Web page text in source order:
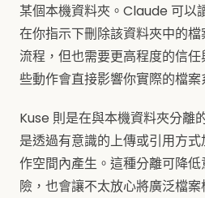
某個本機資料夾。Claude 可以
在你指示下刪除該資料夾中的
流程，但也需要更高程度的信
些動作會直接影響你實際的檔案
Kuse 則是在與本機資料夾分離
是透過有意識的上傳或引用方
作空間內產生。這種分離可降
險，也會讓不太放心將廣泛檔